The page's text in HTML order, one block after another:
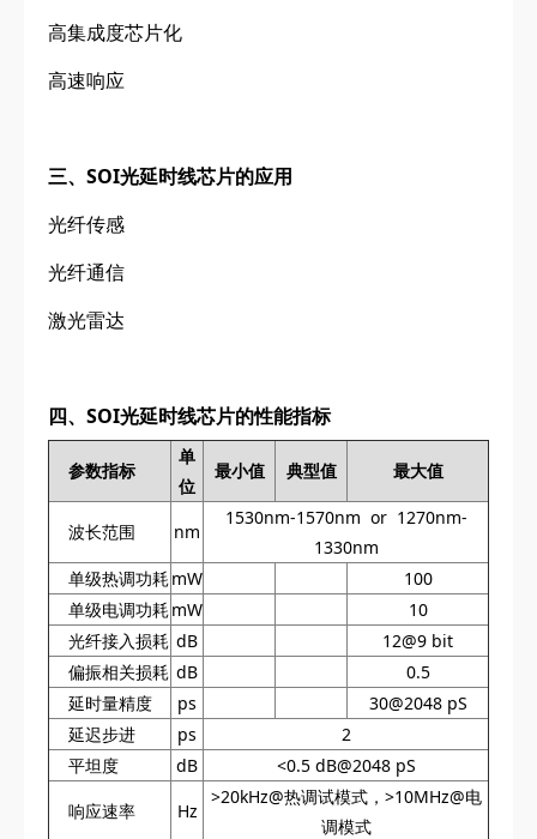
高集成度芯片化
高速响应
三、SOI光延时线芯片的应用
光纤传感
光纤通信
激光雷达
四、SOI光延时线芯片的性能指标
参数指标
单
位
最小值 典型值 最大值
波长范围 nm
1530nm-1570nm or 1270nm-
1330nm
单级热调功耗 mW
100
单级电调功耗 mW
10
光纤接入损耗 dB
12@9 bit
偏振相关损耗 dB
0.5
延时量精度
ps
30@2048 pS
延迟步进
ps
2
平坦度
dB
<0.5 dB@2048 pS
响应速率
Hz
>20kHz@热调试模式，>10MHz@电
调模式